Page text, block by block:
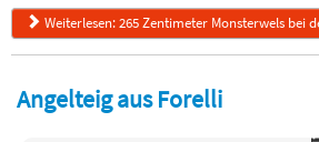
Weiterlesen: 265 Zentimeter Monsterwels bei
Angelteig aus Forelli